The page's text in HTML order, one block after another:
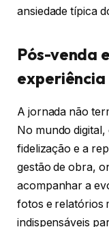
ansiedade típica
Pós-venda
A jornada não
No mundo
fidelização e a
gestão de obra,
acompanhar a
fotos e relatórios
indispensáveis